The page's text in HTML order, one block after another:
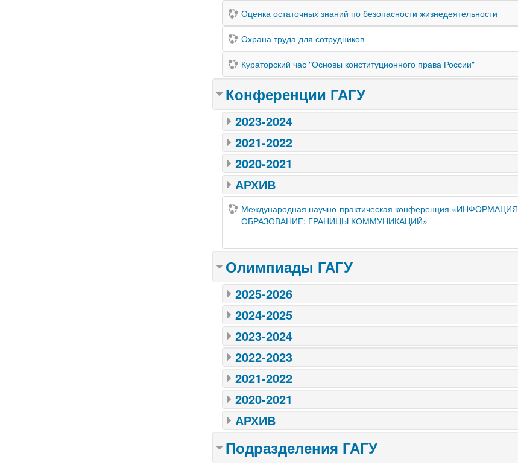
Оценка остаточных знаний по безопасности жизнедеятельности
Охрана труда для сотрудников
Кураторский час "Основы конституционного права России"
Конференции ГАГУ
2023-2024
2021-2022
2020-2021
АРХИВ
Международная научно-практическая конференция «ИНФОРМАЦИЯ И
ОБРАЗОВАНИЕ: ГРАНИЦЫ КОММУНИКАЦИЙ»
Олимпиады ГАГУ
2025-2026
2024-2025
2023-2024
2022-2023
2021-2022
2020-2021
АРХИВ
Подразделения ГАГУ